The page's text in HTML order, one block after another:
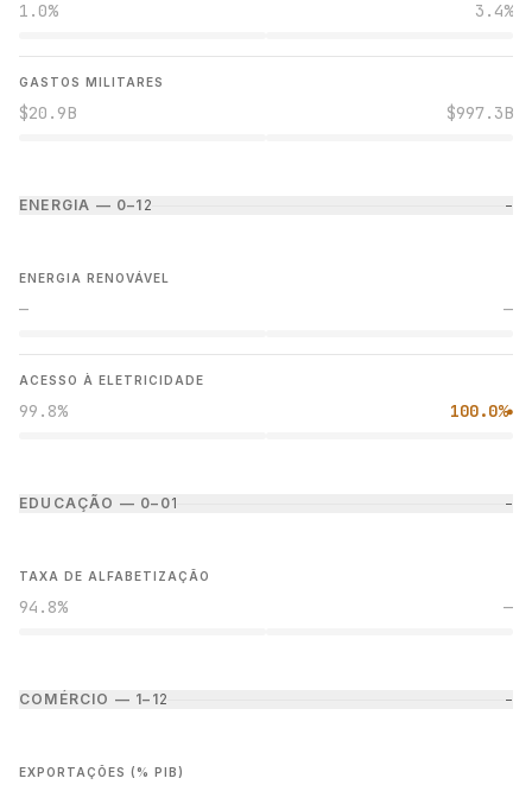
1.0% 3.4%
GASTOS MILITARES
$20.9B $997.3B
ENERGIA — 0–1 2 −
ENERGIA RENOVÁVEL
— —
ACESSO À ELETRICIDADE
99.8% 100.0%●
EDUCAÇÃO — 0–01 −
TAXA DE ALFABETIZAÇÃO
94.8% —
COMÉRCIO — 1–12 −
EXPORTAÇÕES (% PIB)